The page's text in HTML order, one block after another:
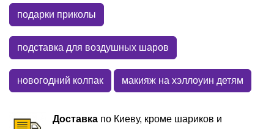
подарки приколы
подставка для воздушных шаров
новогодний колпак макияж на хэллоуин детям
Доставка по Киеву, кроме шариков и